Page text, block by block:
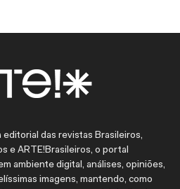
editorial das revistas Brasileiros,
e ARTE!Brasileiros, o portal
ambiente digital, análises, opiniões,
imagens, mantendo, como